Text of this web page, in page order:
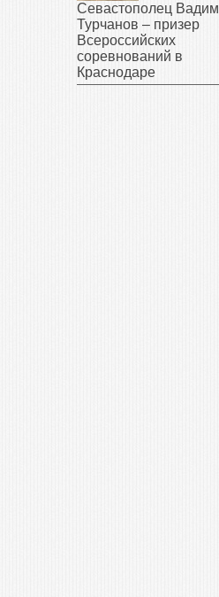
Севастополец Вадим
Турчанов – призер
Всероссийских
соревнований в
Краснодаре